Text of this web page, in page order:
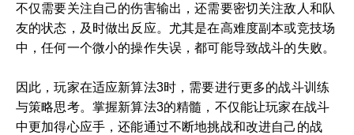
不仅需要关注自己的伤害输出，还需要密切关注敌人和队
友的状态，及时做出反应。尤其是在高难度副本或竞技场
中，任何一个微小的操作失误，都可能导致战斗的失败。
因此，玩家在适应新算法3时，需要进行更多的战斗训练
与策略思考。掌握新算法3的精髓，不仅能让玩家在战斗
中更加得心应手，还能通过不断地挑战和改进自己的战